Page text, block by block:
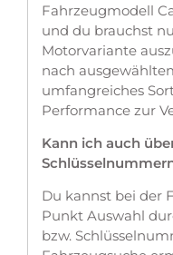
Fahrzeugmodell
und du brauchst
Motorvariante
nach
umfangreiches
Performance zur
Kann ich auch
Du kannst bei der
Punkt Auswahl
bzw.